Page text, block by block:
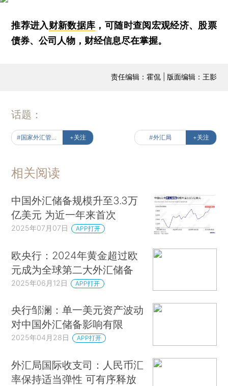
推荐进入财新数据库 ，可随时查阅宏观经济、股票
债券、公司人物，财经信息尽在掌握。
责任编辑：霍侃 | 版面编辑：王影
话题：
+关注 #外汇局 +关注
相关阅读
中国外汇储备规模升至3.3万
亿美元 为近一年来首次
2025年07月07日 APP打开
欧央行：2024年黄金超过欧
元成为全球第二大外汇储备
2025年06月12日 APP打开
央行邹澜：单一美元资产波动
对中国外汇储备影响有限
2025年04月28日 APP打开
外汇局国际收支司：人民币汇
率保持适当弹性 可有序释放